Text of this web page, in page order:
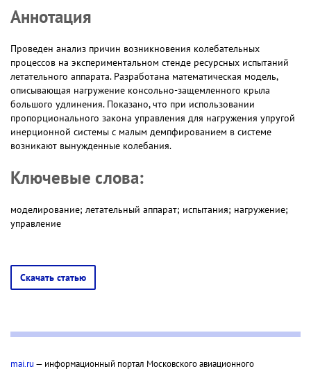
Аннотация
Проведен анализ причин возникновения колебательных
процессов на экспериментальном стенде ресурсных испытаний
летательного аппарата. Разработана математическая модель,
описывающая нагружение консольно-защемленного крыла
большого удлинения. Показано, что при использовании
пропорционального закона управления для нагружения упругой
инерционной системы с малым демпфированием в системе
возникают вынужденные колебания.
Ключевые слова:
моделирование; летательный аппарат; испытания; нагружение;
управление
Скачать статью
mai.ru — информационный портал Московского авиационного